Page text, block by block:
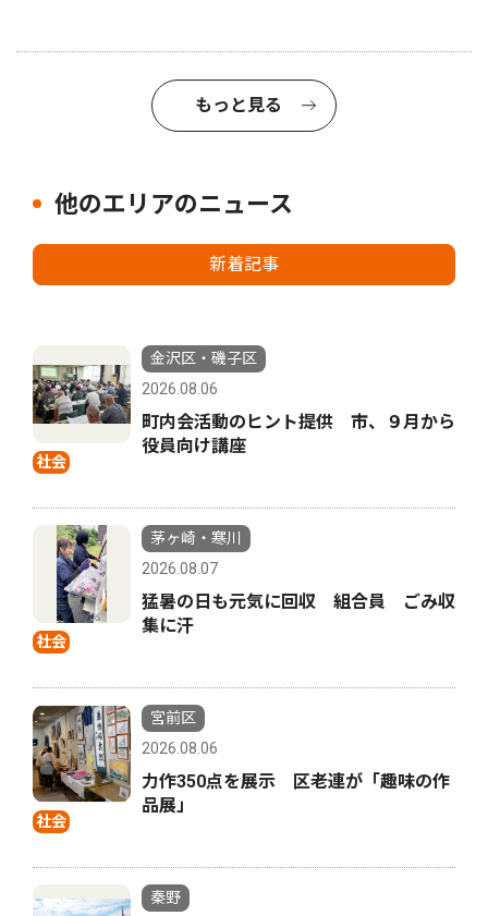
もっと見る
他のエリアのニュース
新着記事
社会
金沢区・磯子区
2026.08.06
町内会活動のヒント提供 市、９月から
役員向け講座
社会
茅ヶ崎・寒川
2026.08.07
猛暑の日も元気に回収 組合員 ごみ収
集に汗
社会
宮前区
2026.08.06
力作350点を展示 区老連が「趣味の作
品展」
秦野